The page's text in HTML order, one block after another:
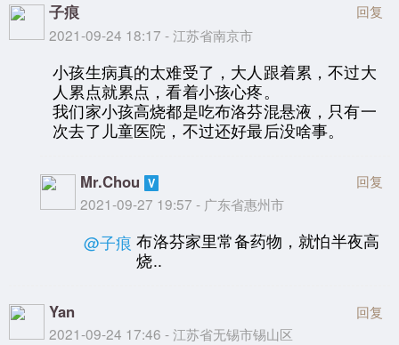
子痕
2021-09-24 18:17 - 江苏省南京市
回复
小孩生病真的太难受了，大人跟着累，不过大
人累点就累点，看着小孩心疼。
我们家小孩高烧都是吃布洛芬混悬液，只有一
次去了儿童医院，不过还好最后没啥事。
Mr.Chou
2021-09-27 19:57 - 广东省惠州市
回复
@子痕 布洛芬家里常备药物，就怕半夜高
烧..
Yan
2021-09-24 17:46 - 江苏省无锡市锡山区
回复